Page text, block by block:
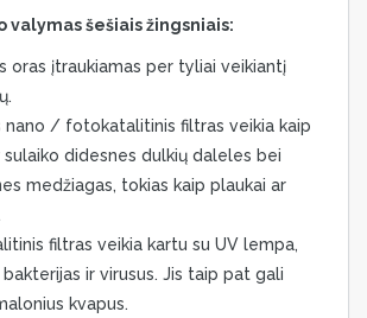
valymas šešiais žingsniais:
oras įtraukiamas per tyliai veikiantį
nano / fotokatalitinis filtras veikia kaip
sulaiko didesnes dulkių daleles bei
medžiagas, tokias kaip plaukai ar
filtras veikia kartu su UV lempa,
bakterijas ir virusus. Jis taip pat gali
kvapus.